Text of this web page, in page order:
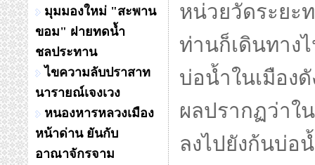
มุมมองใหม่ "สะพาน
ขอม" ฝายทดน้ำ
ชลประทาน
ไขความลับปราสาท
นารายณ์เจงเวง
หนองหารหลวงเมือง
หน้าด่าน ยันกับ
อาณาจักรจาม
หน่วยวัดระยะ
ท่านก็เดินทาง
บ่อน้ำในเมือง
ผลปรากฏว่าใ
ลงไปยังก้นบ่อ